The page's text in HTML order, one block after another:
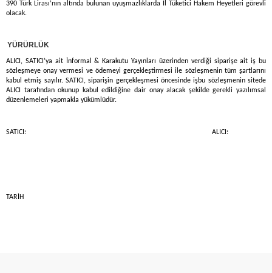
390 Türk Lirası’nın altında bulunan uyuşmazlıklarda İl Tüketici Hakem Heyetleri görevli
olacak.
YÜRÜRLÜK
ALICI, SATICI’ya ait İnformal & Karakutu Yayınları üzerinden verdiği siparişe ait iş bu
sözleşmeye onay vermesi ve ödemeyi gerçekleştirmesi ile sözleşmenin tüm şartlarını
kabul etmiş sayılır. SATICI, siparişin gerçekleşmesi öncesinde işbu sözleşmenin sitede
ALICI tarafından okunup kabul edildiğine dair onay alacak şekilde gerekli yazılımsal
düzenlemeleri yapmakla yükümlüdür.
SATICI: ALICI:
TARİH